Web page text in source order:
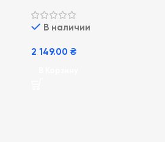
В наличии
2 149.00 ₴